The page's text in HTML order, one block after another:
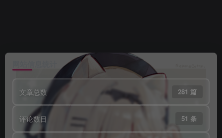
文章总数 281 篇
评论数目 51 条